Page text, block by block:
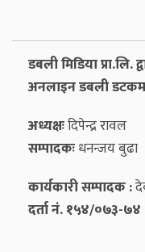
डबली मिडिया प्रा.लि.
अनलाइन डबली
अध्यक्षःदिपेन्द्र रावल
सम्पादकःधनन्‍जय बुढा
कार्यकारी सम्पादक :
दर्ता नं. १५४/०७३-७४